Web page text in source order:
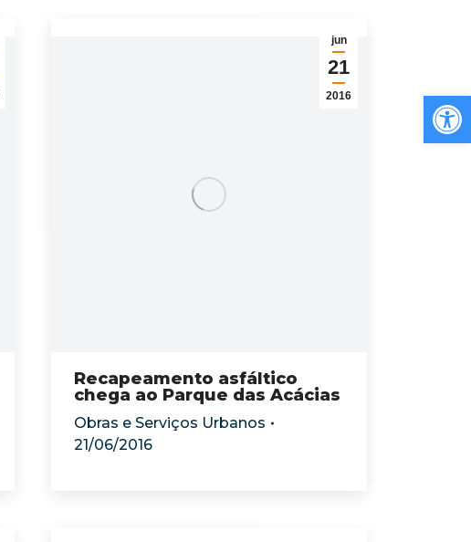
jun
21
2016
Recapeamento asfáltico
chega ao Parque das Acácias
Obras e Serviços Urbanos
21/06/2016